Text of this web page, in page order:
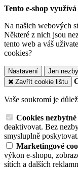
Tento e-shop využívá
Na našich webových
Některé z nich jsou
tento web a váš
cookies?
Nastavení Jen
Zavřít cookie lištu
Vaše soukromí je
Cookies
deaktivovat. Bez
smysluplně poskytovat.
Marketingové
výkon e-shopu,
sítích a dalších